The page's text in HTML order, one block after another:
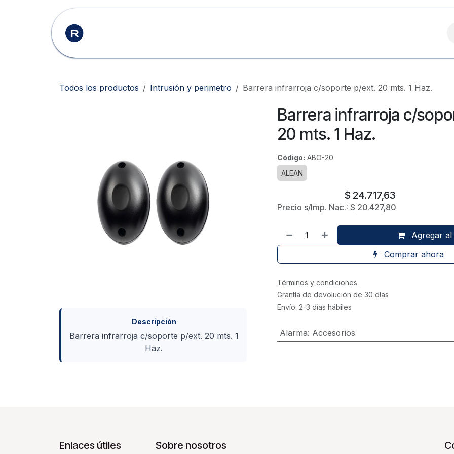
Todos los productos Intrusión y perimetro Barrera infrarroja c/soporte p/ext. 20 mts. 1 Haz.
Descripción
Barrera infrarroja c/soporte p/ext. 20 mts. 1
Haz.
Barrera infrarroja c/
20 mts. 1 Haz.
Código: ABO-20
ALEAN
$ 24.717,63
Precio s/Imp. Nac.: $ 20.427,80
Agregar
Comprar ahora
Términos y condiciones
Grantía de devolución de 30 días
Envío: 2-3 días hábiles
Alarma: Accesorios
Enlaces útiles Sobre nosotros